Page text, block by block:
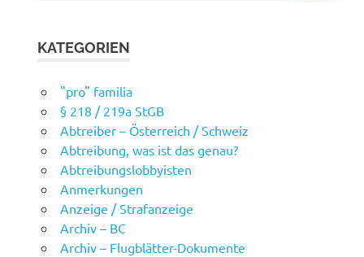
KATEGORIEN
"pro" familia
§ 218 / 219a StGB
Abtreiber – Österreich / Schweiz
Abtreibung, was ist das genau?
Abtreibungslobbyisten
Anmerkungen
Anzeige / Strafanzeige
Archiv – BC
Archiv – Flugblätter-Dokumente